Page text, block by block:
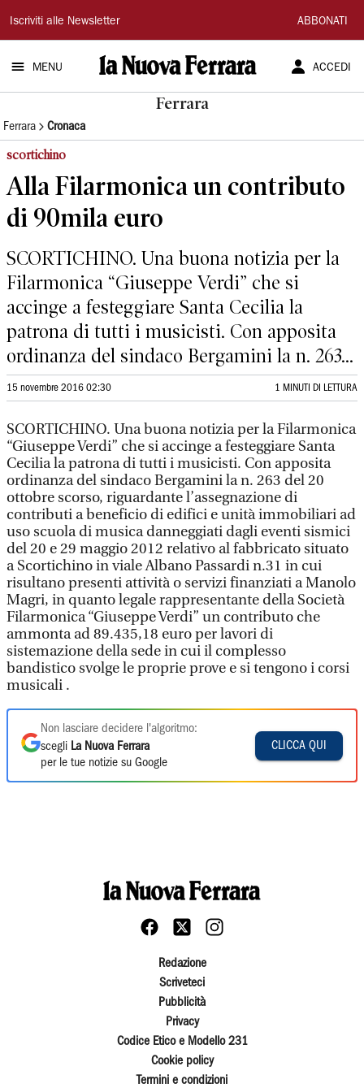
La
Nuova
Ferrara
Iscriviti alle Newsletter ABBONATI
MENU ACCEDI
Ferrara
Ferrara Cronaca
scortichino
Alla Filarmonica un contributo
di 90mila euro
SCORTICHINO. Una buona notizia per la
Filarmonica “Giuseppe Verdi” che si
accinge a festeggiare Santa Cecilia la
patrona di tutti i musicisti. Con apposita
ordinanza del sindaco Bergamini la n. 263...
15 novembre 2016 02:30 1 MINUTI DI LETTURA
SCORTICHINO. Una buona notizia per la Filarmonica
“Giuseppe Verdi” che si accinge a festeggiare Santa
Cecilia la patrona di tutti i musicisti. Con apposita
ordinanza del sindaco Bergamini la n. 263 del 20
ottobre scorso, riguardante l’assegnazione di
contributi a beneficio di edifici e unità immobiliari ad
uso scuola di musica danneggiati dagli eventi sismici
del 20 e 29 maggio 2012 relativo al fabbricato situato
a Scortichino in viale Albano Passardi n.31 in cui
risultano presenti attività o servizi finanziati a Manolo
Magri, in quanto legale rappresentante della Società
Filarmonica “Giuseppe Verdi” un contributo che
ammonta ad 89.435,18 euro per lavori di
sistemazione della sede in cui il complesso
bandistico svolge le proprie prove e si tengono i corsi
musicali .
Non lasciare decidere l'algoritmo:
scegli La Nuova Ferrara
per le tue notizie su Google
CLICCA QUI
Redazione
Scriveteci
Pubblicità
Privacy
Codice Etico e Modello 231
Cookie policy
Termini e condizioni